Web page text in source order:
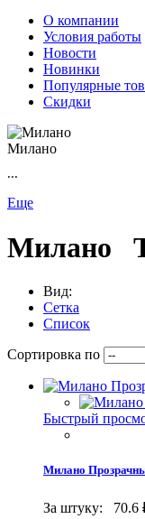
О компании
Условия работы
Новости
Новинки
Популярные
Скидки
Милано
...
Еще
Милано
Вид:
Сетка
Список
Сортировка по
Быстрый
Милано
За штуку:
70.6